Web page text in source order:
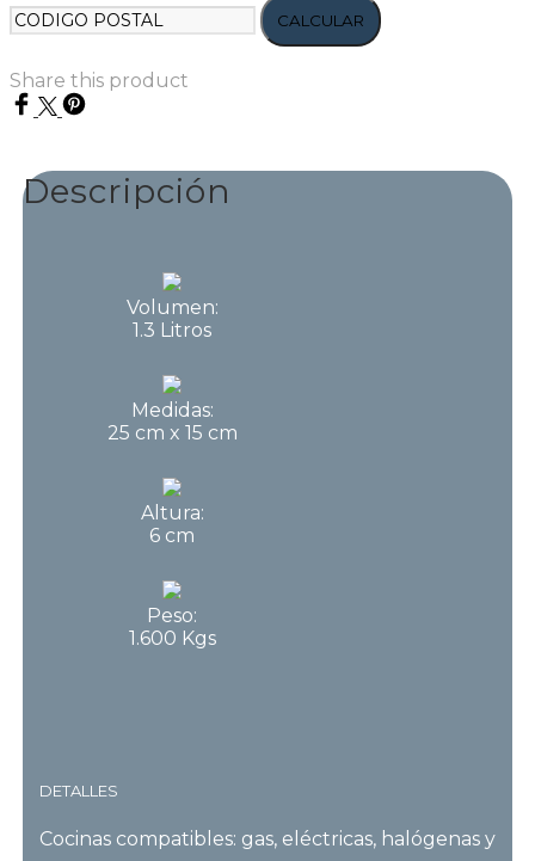
CALCULAR
Share this product
Descripción
Volumen:
1.3 Litros
Medidas:
25 cm x 15 cm
Altura:
6 cm
Peso:
1.600 Kgs
DETALLES
Cocinas compatibles: gas, eléctricas, halógenas y